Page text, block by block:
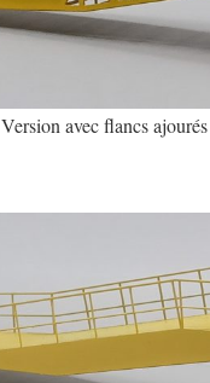
Version avec flancs ajourés